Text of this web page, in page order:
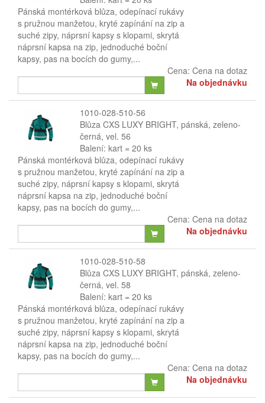
Pánská montérková blůza, odepínací rukávy
s pružnou manžetou, kryté zapínání na zip a
suché zipy, náprsní kapsy s klopami, skrytá
náprsní kapsa na zip, jednoduché boční
kapsy, pas na bocích do gumy,...
Cena: Cena na dotaz
Na objednávku
1010-028-510-56
Blůza CXS LUXY BRIGHT, pánská, zeleno-
černá, vel. 56
Balení: kart = 20 ks
Pánská montérková blůza, odepínací rukávy
s pružnou manžetou, kryté zapínání na zip a
suché zipy, náprsní kapsy s klopami, skrytá
náprsní kapsa na zip, jednoduché boční
kapsy, pas na bocích do gumy,...
Cena: Cena na dotaz
Na objednávku
1010-028-510-58
Blůza CXS LUXY BRIGHT, pánská, zeleno-
černá, vel. 58
Balení: kart = 20 ks
Pánská montérková blůza, odepínací rukávy
s pružnou manžetou, kryté zapínání na zip a
suché zipy, náprsní kapsy s klopami, skrytá
náprsní kapsa na zip, jednoduché boční
kapsy, pas na bocích do gumy,...
Cena: Cena na dotaz
Na objednávku